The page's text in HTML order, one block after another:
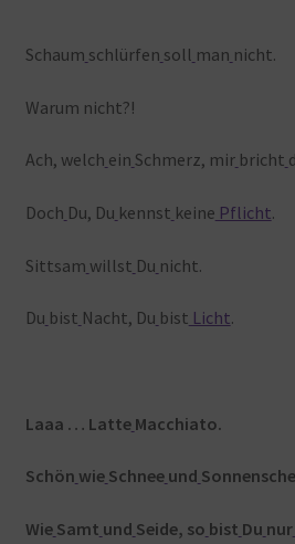
Schaum schlürfen soll man nicht.
Warum nicht?!
Ach, welch ein Schmerz, mir bricht
Doch Du, Du kennst keine Pflicht.
Sittsam willst Du nicht.
Du bist Nacht, Du bist Licht.
Laaa … Latte Macchiato.
Schön wie Schnee und
Wie Samt und Seide, so bist Du nur